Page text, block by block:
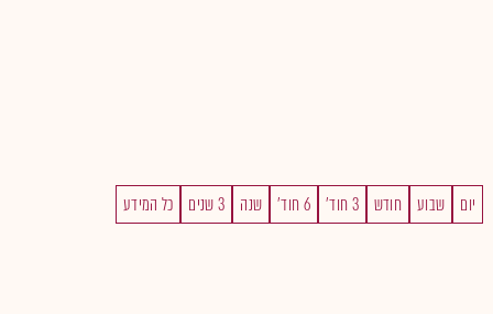
יום שבוע חודש 3 חוד' 6 חוד' שנה 3 שנים כל המידע